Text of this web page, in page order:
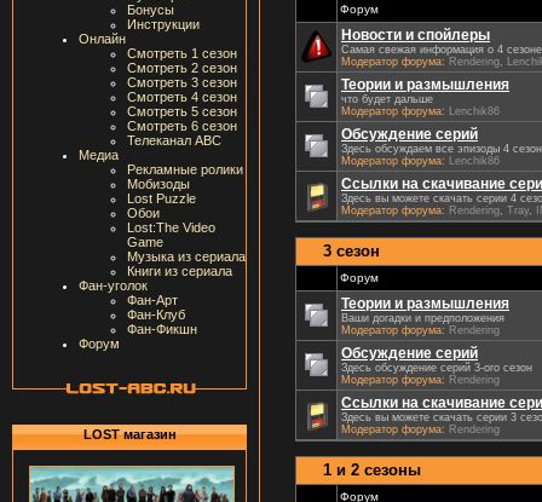
Бонусы
Инструкции
Онлайн
Смотреть 1 сезон
Смотреть 2 сезон
Смотреть 3 сезон
Смотреть 4 сезон
Смотреть 5 сезон
Смотреть 6 сезон
Телеканал ABC
Медиа
Рекламные ролики
Мобизоды
Lost Puzzle
Обои
Lost:The Video
Game
Музыка из сериала
Книги из сериала
Фан-уголок
Фан-Арт
Фан-Клуб
Фан-Фикшн
Форум
LOST магазин
Форум
Новости и спойлеры
Самая свежая информация о 4
Модератор форума: Rendering
Теории и размышления
что будет дальше
Модератор форума:
Lenchik86
Обсуждение серий
Здесь обсуждаем все эпизоды 4
Модератор форума:
Lenchik86
Ссылки на скачивание
Здесь вы можете скачать серии 4
Модератор форума: Rendering Tray,
3 сезон
Форум
Теории и размышления
Ваши догадки и предположения
Модератор форума: Rendering
Обсуждение серий
Здесь обсуждение серий 3-ого сезон
Модератор форума: Rendering
Ссылки на скачивание
Здесь вы можете скачать серии 3
Модератор форума: Rendering
1 и 2 сезоны
Форум